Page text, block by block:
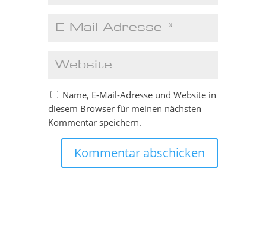
Name, E-Mail-Adresse und Website in
diesem Browser für meinen nächsten
Kommentar speichern.
Kommentar abschicken